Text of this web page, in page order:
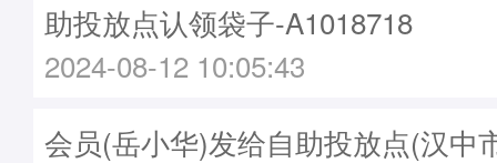
助投放点认领袋子-A1018718
2024-08-12 10:05:43
会员(岳小华)发给自助投放点(汉中